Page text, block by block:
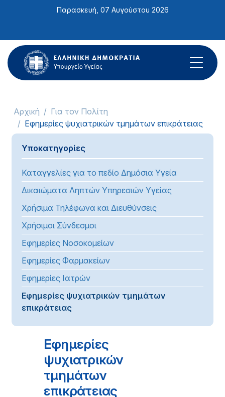
ιστότοπος
περιλαμβάνει
ένα
σύστημα
Παρασκευή, 07 Αυγούστου 2026
Αρχική
Για τον Πολίτη
Εφημερίες ψυχιατρικών τμημάτων επικράτειας
Υποκατηγορίες
Καταγγελίες για το πεδίο Δημόσια Υγεία
Δικαιώματα Ληπτών Υπηρεσιών Υγείας
Χρήσιμα Τηλέφωνα και Διευθύνσεις
Χρήσιμοι Σύνδεσμοι
Εφημερίες Νοσοκομείων
Εφημερίες Φαρμακείων
Εφημερίες Ιατρών
Εφημερίες ψυχιατρικών τμημάτων
επικράτειας
Εφημερίες
ψυχιατρικών
τμημάτων
επικράτειας